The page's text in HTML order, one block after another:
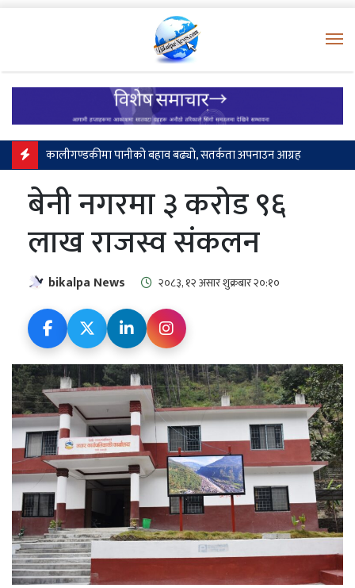
बेनी नगरमा ३ करोड ९६
लाख राजस्व संकलन
bikalpa News २०८३, १२ असार शुक्रबार २०:१०